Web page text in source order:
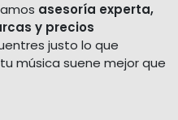
asesoría experta,
y precios
justo lo que
música suene mejor que